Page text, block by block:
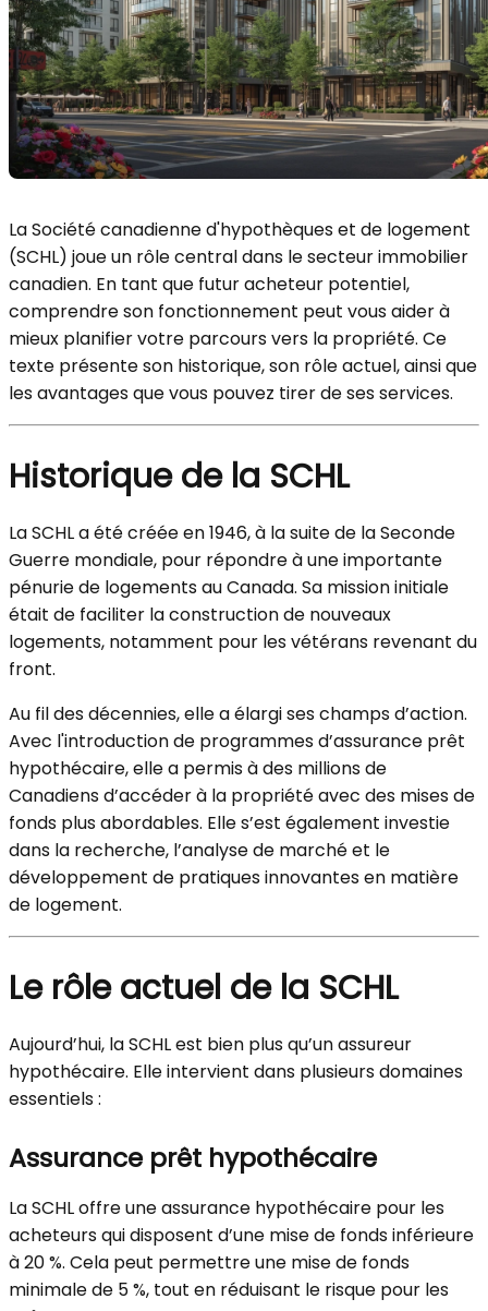
La Société canadienne d'hypothèques et de logement
(SCHL) joue un rôle central dans le secteur immobilier
canadien. En tant que futur acheteur potentiel,
comprendre son fonctionnement peut vous aider à
mieux planifier votre parcours vers la propriété. Ce
texte présente son historique, son rôle actuel, ainsi que
les avantages que vous pouvez tirer de ses services.
Historique de la SCHL
La SCHL a été créée en 1946, à la suite de la Seconde
Guerre mondiale, pour répondre à une importante
pénurie de logements au Canada. Sa mission initiale
était de faciliter la construction de nouveaux
logements, notamment pour les vétérans revenant du
front.
Au fil des décennies, elle a élargi ses champs d’action.
Avec l'introduction de programmes d’assurance prêt
hypothécaire, elle a permis à des millions de
Canadiens d’accéder à la propriété avec des mises de
fonds plus abordables. Elle s’est également investie
dans la recherche, l’analyse de marché et le
développement de pratiques innovantes en matière
de logement.
Le rôle actuel de la SCHL
Aujourd’hui, la SCHL est bien plus qu’un assureur
hypothécaire. Elle intervient dans plusieurs domaines
essentiels :
Assurance prêt hypothécaire
La SCHL offre une assurance hypothécaire pour les
acheteurs qui disposent d’une mise de fonds inférieure
à 20 %. Cela peut permettre une mise de fonds
minimale de 5 %, tout en réduisant le risque pour les